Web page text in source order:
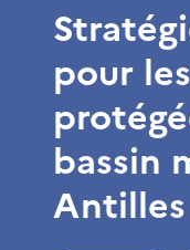
pour
bassin
Antilles